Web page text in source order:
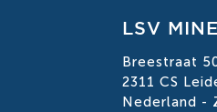
LSV
Breestraat
2311 CS
Nederland -